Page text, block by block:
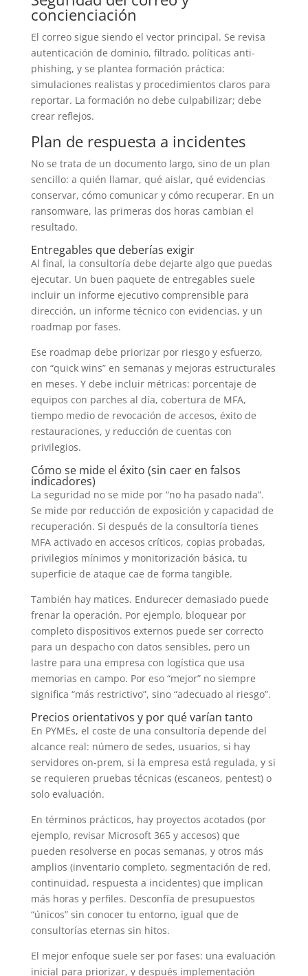
concienciación
El correo sigue siendo el vector principal. Se revisa
autenticación de dominio, filtrado, políticas anti-
phishing, y se plantea formación práctica:
simulaciones realistas y procedimientos claros para
reportar. La formación no debe culpabilizar; debe
crear reflejos.
Plan de respuesta a incidentes
No se trata de un documento largo, sino de un plan
sencillo: a quién llamar, qué aislar, qué evidencias
conservar, cómo comunicar y cómo recuperar. En un
ransomware, las primeras dos horas cambian el
resultado.
Entregables que deberías exigir
Al final, la consultoría debe dejarte algo que puedas
ejecutar. Un buen paquete de entregables suele
incluir un informe ejecutivo comprensible para
dirección, un informe técnico con evidencias, y un
roadmap por fases.
Ese roadmap debe priorizar por riesgo y esfuerzo,
con “quick wins” en semanas y mejoras estructurales
en meses. Y debe incluir métricas: porcentaje de
equipos con parches al día, cobertura de MFA,
tiempo medio de revocación de accesos, éxito de
restauraciones, y reducción de cuentas con
privilegios.
Cómo se mide el éxito (sin caer en falsos
indicadores)
La seguridad no se mide por “no ha pasado nada”.
Se mide por reducción de exposición y capacidad de
recuperación. Si después de la consultoría tienes
MFA activado en accesos críticos, copias probadas,
privilegios mínimos y monitorización básica, tu
superficie de ataque cae de forma tangible.
También hay matices. Endurecer demasiado puede
frenar la operación. Por ejemplo, bloquear por
completo dispositivos externos puede ser correcto
para un despacho con datos sensibles, pero un
lastre para una empresa con logística que usa
memorias en campo. Por eso “mejor” no siempre
significa “más restrictivo”, sino “adecuado al riesgo”.
Precios orientativos y por qué varían tanto
En PYMEs, el coste de una consultoría depende del
alcance real: número de sedes, usuarios, si hay
servidores on-prem, si la empresa está regulada, y si
se requieren pruebas técnicas (escaneos, pentest) o
solo evaluación.
En términos prácticos, hay proyectos acotados (por
ejemplo, revisar Microsoft 365 y accesos) que
pueden resolverse en pocas semanas, y otros más
amplios (inventario completo, segmentación de red,
continuidad, respuesta a incidentes) que implican
más horas y perfiles. Desconfía de presupuestos
“únicos” sin conocer tu entorno, igual que de
consultorías eternas sin hitos.
El mejor enfoque suele ser por fases: una evaluación
inicial para priorizar, y después implementación